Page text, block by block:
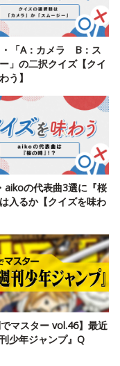
「A：カメラ B：ス
」の二択クイズ【クイ
う】
aikoの代表曲3選に『桜
入るか【クイズを味わ
でマスター vol.46】最近
少年ジャンプ』Q